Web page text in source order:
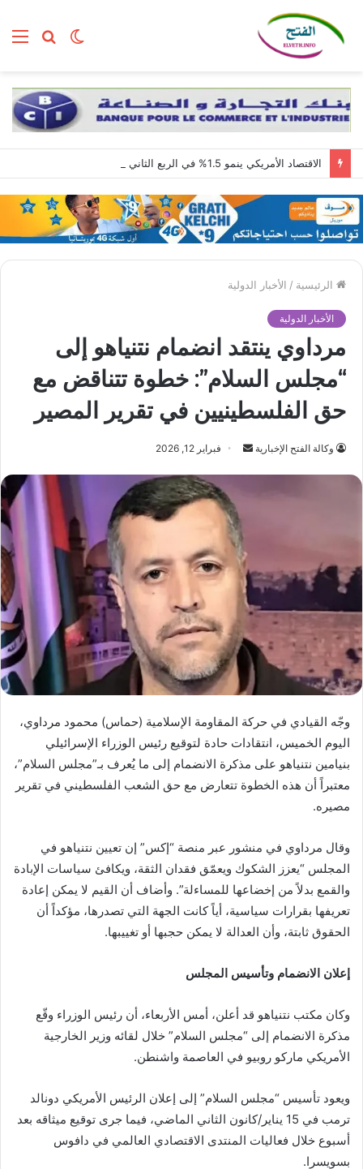
بحث الوضع
الرئيسية / الأخبار الدولية
الأخبار الدولية
مرداوي ينتقد انضمام نتنياهو إلى
“مجلس السلام”: خطوة تتناقض مع
حق الفلسطينيين في تقرير المصير
وكالة الفتح الإخبارية
أرسل
إلكترونيا
فبراير 12, 2026
وجّه القيادي في حركة المقاومة الإسلامية (حماس) محمود مرداوي،
اليوم الخميس، انتقادات حادة لتوقيع رئيس الوزراء الإسرائيلي
بنيامين نتنياهو على مذكرة الانضمام إلى ما يُعرف بـ”مجلس السلام”،
معتبراً أن هذه الخطوة تتعارض مع حق الشعب الفلسطيني في تقرير
مصيره.
وقال مرداوي في منشور عبر منصة “إكس” إن تعيين نتنياهو في
المجلس “يعزز الشكوك ويعمّق فقدان الثقة، ويكافئ سياسات الإبادة
والقمع بدلاً من إخضاعها للمساءلة”. وأضاف أن القيم لا يمكن إعادة
تعريفها بقرارات سياسية، أياً كانت الجهة التي تصدرها، مؤكداً أن
الحقوق ثابتة، وأن العدالة لا يمكن حجبها أو تغييبها.
إعلان الانضمام وتأسيس المجلس
وكان مكتب نتنياهو قد أعلن، أمس الأربعاء، أن رئيس الوزراء وقّع
مذكرة الانضمام إلى “مجلس السلام” خلال لقائه وزير الخارجية
الأمريكي ماركو روبيو في العاصمة واشنطن.
ويعود تأسيس “مجلس السلام” إلى إعلان الرئيس الأمريكي دونالد
ترمب في 15 يناير/كانون الثاني الماضي، فيما جرى توقيع ميثاقه بعد
أسبوع خلال فعاليات المنتدى الاقتصادي العالمي في دافوس
بسويسرا.